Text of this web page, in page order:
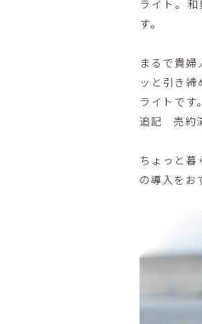
ライト。
す。
まるで貴
ッと引き
ライトです
追記 売約
ちょっと暮
の導入をお